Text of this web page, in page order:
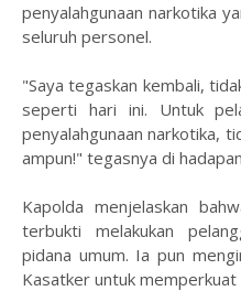
penyalahgunaan narkotika
seluruh personel.
"Saya tegaskan kembali,
seperti hari ini. Untuk
penyalahgunaan narkotika,
ampun!" tegasnya di
Kapolda menjelaskan
terbukti melakukan
pidana umum. Ia pun
Kasatker untuk